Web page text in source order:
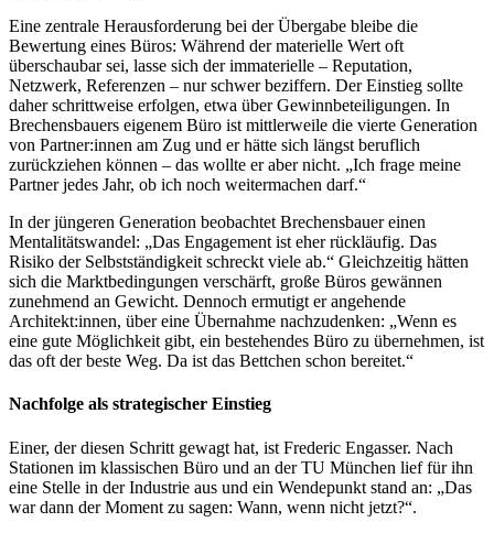
Eine zentrale Herausforderung bei der Übergabe bleibe die
Bewertung eines Büros: Während der materielle Wert oft
überschaubar sei, lasse sich der immaterielle – Reputation,
Netzwerk, Referenzen – nur schwer beziffern. Der Einstieg sollte
daher schrittweise erfolgen, etwa über Gewinnbeteiligungen. In
Brechensbauers eigenem Büro ist mittlerweile die vierte Generation
von Partner:innen am Zug und er hätte sich längst beruflich
zurückziehen können – das wollte er aber nicht. „Ich frage meine
Partner jedes Jahr, ob ich noch weitermachen darf.“
In der jüngeren Generation beobachtet Brechensbauer einen
Mentalitätswandel: „Das Engagement ist eher rückläufig. Das
Risiko der Selbstständigkeit schreckt viele ab.“ Gleichzeitig hätten
sich die Marktbedingungen verschärft, große Büros gewännen
zunehmend an Gewicht. Dennoch ermutigt er angehende
Architekt:innen, über eine Übernahme nachzudenken: „Wenn es
eine gute Möglichkeit gibt, ein bestehendes Büro zu übernehmen, ist
das oft der beste Weg. Da ist das Bettchen schon bereitet.“
Nachfolge als strategischer Einstieg
Einer, der diesen Schritt gewagt hat, ist Frederic Engasser. Nach
Stationen im klassischen Büro und an der TU München lief für ihn
eine Stelle in der Industrie aus und ein Wendepunkt stand an: „Das
war dann der Moment zu sagen: Wann, wenn nicht jetzt?“.